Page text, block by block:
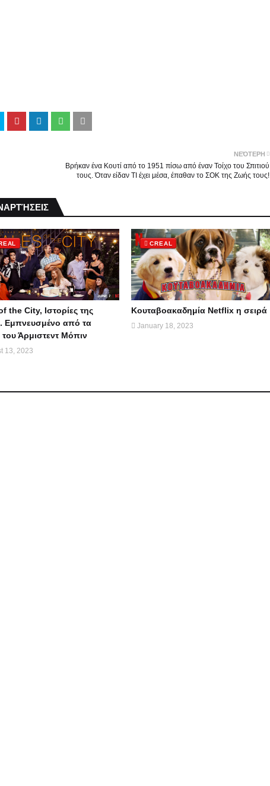
ΝΕΌΤΕΡΗ
Βρήκαν ένα Κουτί από το 1951 πίσω από έναν Τοίχο του Σπιτιού
τους. Όταν είδαν ΤΙ έχει μέσα, έπαθαν το ΣΟΚ της Ζωής τους!
the City, Ιστορίες της
Εμπνευσμένο από τα
του Άρμιστεντ Μόπιν
13, 2023
CREAL
Κουταβοακαδημία Νetflix η σειρά
January 18, 2023